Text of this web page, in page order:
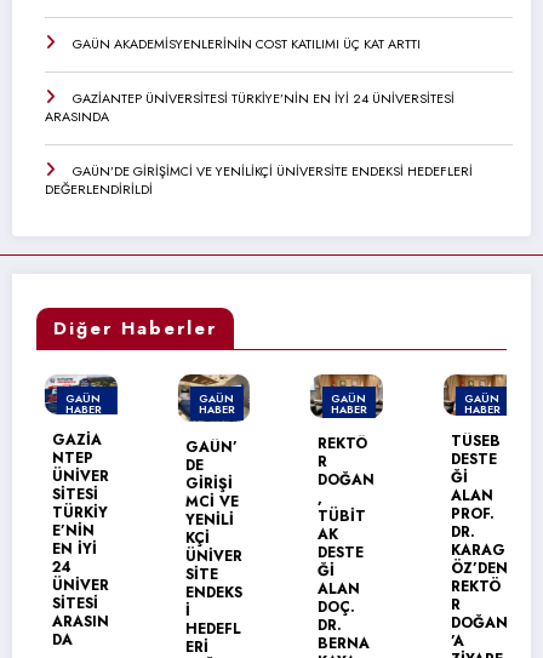
GAÜN AKADEMİSYENLERİNİN COST KATILIMI ÜÇ KAT ARTTI
GAZİANTEP ÜNİVERSİTESİ TÜRKİYE’NİN EN İYİ 24 ÜNİVERSİTESİ
ARASINDA
GAÜN’DE GİRİŞİMCİ VE YENİLİKÇİ ÜNİVERSİTE ENDEKSİ HEDEFLERİ
DEĞERLENDİRİLDİ
Diğer Haberler
GAÜN
HABER
MANŞET
GAZİA
NTEP
ÜNİVER
SİTESİ
TÜRKİY
E’NİN
EN İYİ
24
ÜNİVER
SİTESİ
ARASIN
DA
GAÜN
HABER
GAÜN’
DE
GİRİŞİ
MCİ VE
YENİLİ
KÇİ
ÜNİVER
SİTE
ENDEKS
HEDEFL
ERİ
GAÜN
HABER
REKTÖ
DOĞAN
TÜBİT
AK
DESTE
Ğİ
ALAN
DOÇ.
DR.
BERNA
GAÜN
HABER
TÜSEB
DESTE
Ğİ
ALAN
PROF.
DR.
KARAG
ÖZ’DEN
REKTÖ
DOĞAN
’A